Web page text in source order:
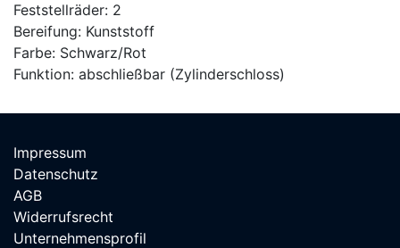
Feststellräder: 2
Bereifung: Kunststoff
Farbe: Schwarz/Rot
Funktion: abschließbar (Zylinderschloss)
Impressum
Datenschutz
AGB
Widerrufsrecht
Unternehmensprofil